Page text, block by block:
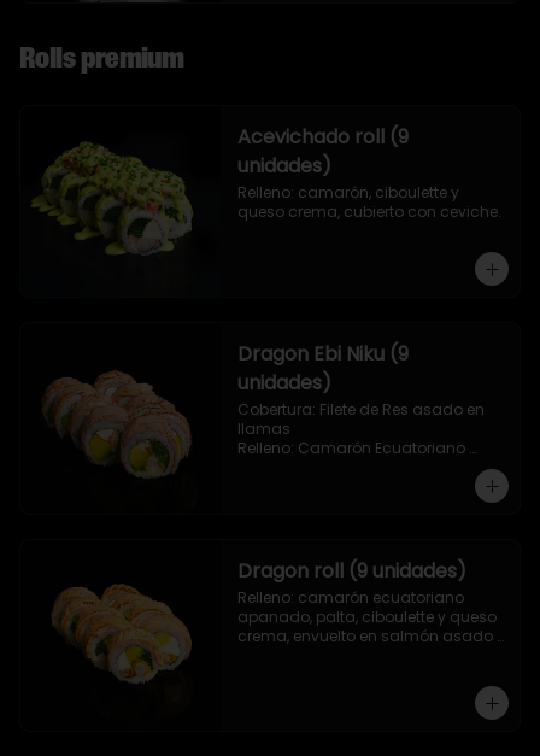
Rolls premium
Acevichado roll (9
unidades)
Relleno: camarón, ciboulette y
queso crema, cubierto con ceviche.
Dragon Ebi Niku (9
unidades)
Cobertura: Filete de Res asado en
llamas
Relleno: Camarón Ecuatoriano
Dragon roll (9 unidades)
Relleno: camarón ecuatoriano
apanado, palta, ciboulette y queso
crema, envuelto en salmón asado